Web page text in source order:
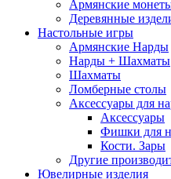
Армянские
Деревянные
Настольные игры
Армянские Нарды
Нарды + Шахматы
Шахматы
Ломберные столы
Аксессуары для
Аксессуары
Фишки для
Кости. Зары
Другие
Ювелирные изделия